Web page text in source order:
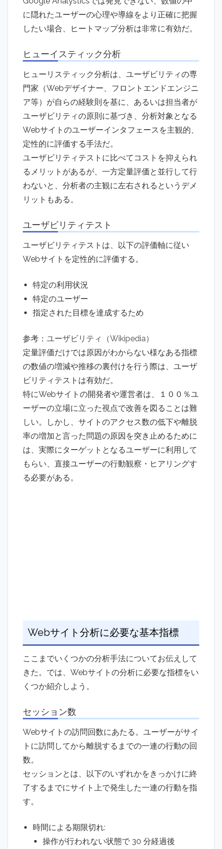
に隠れたユーザーの心理や導線をより正確に把握
したい場合、ヒートマップ分析は非常に有効だ。
ヒューイスティック分析
ヒューリスティック分析は、ユーザビリティの専
門家（Webデザイナー、フロントエンドエンジニ
ア等）が自らの経験則を基に、あるいは担当者が
ユーザビリティの原則に基づき、分析対象となる
Webサイトのユーザーインタフェースを主観的、
定性的に評価する手法だ。
ユーザビリティテストに比べてコストを抑えられ
るメリットがあるが、一方定量評価と並行して行
わないと、分析者の主観に左右されるというデメ
リットもある。
ユーザビリティテスト
ユーザビリティテストは、以下の評価軸に従い
Webサイトを定性的に評価する。
特定の利用状況
特定のユーザー
指定された目標を達成するため
参考： ユーザビリティ（Wikipedia）
定量評価だけでは原因がわからない様なある指標
の数値の増減や推移の裏付けを行う際は、ユーザ
ビリティテストは有効だ。
特にWebサイトの開発者や運営者は、１００％ユ
ーザーの立場に立った視点で改善を図ることは難
しい。しかし、サイトのアクセス数の低下や離脱
率の増加と言った問題の原因を突き止めるために
は、実際にターゲットとなるユーザーに利用して
もらい、直接ユーザーの行動観察・ヒアリングす
る必要がある。
Webサイト分析に必要な基本指標
ここまでいくつかの分析手法についてお伝えして
きた。では、Webサイトの分析に必要な指標をい
くつか紹介しよう。
セッション数
Webサイトの訪問回数にあたる。ユーザーがサイ
トに訪問してから離脱するまでの一連の行動の回
数。
セッションとは、以下のいずれかをきっかけに終
了するまでにサイト上で発生した一連の行動を指
す。
時間による期限切れ:
操作が行われない状態で 30 分経過後